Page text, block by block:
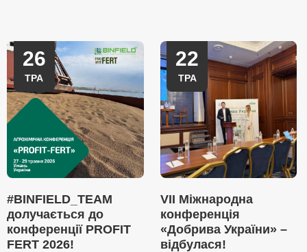
26
ТРА
#BINFIELD_TEAM
долучається до
конференції PROFIT
FERT 2026!
22
ТРА
VII Міжнародна
конференція
«Добрива України» –
відбулася!